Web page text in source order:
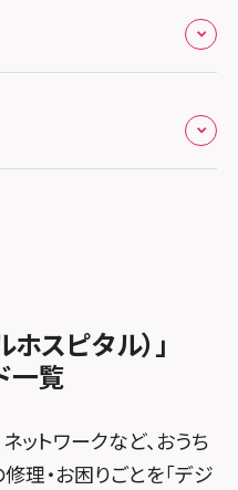
谷
花栗
口
戸五香
木
茨木太田
パーク
モール布施
イル大分府内町
ホスピタル）」
一覧
ットワークなど、おうち
理・お困りごとを「デジ